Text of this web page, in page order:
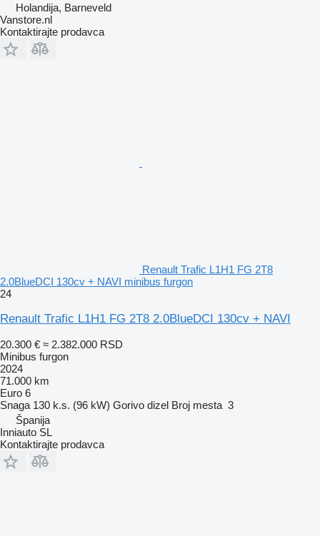
Holandija, Barneveld
Vanstore.nl
Kontaktirajte prodavca
Renault Trafic L1H1 FG 2T8
2.0BlueDCI 130cv + NAVI minibus furgon
24
Renault Trafic L1H1 FG 2T8 2.0BlueDCI 130cv + NAVI
20.300 € ≈ 2.382.000 RSD
Minibus furgon
2024
71.000 km
Euro 6
Snaga 130 k.s. (96 kW) Gorivo dizel Broj mesta 3
Španija
Inniauto SL
Kontaktirajte prodavca